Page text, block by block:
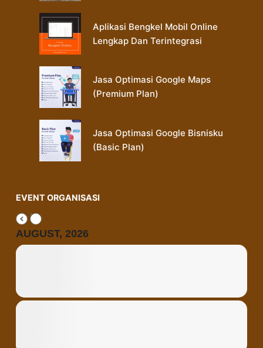
Aplikasi Bengkel Mobil Online
Lengkap Dan Terintegrasi
Jasa Optimasi Google Maps
(Premium Plan)
Jasa Optimasi Google Bisnisku
(Basic Plan)
EVENT ORGANISASI
AUGUST, 2026